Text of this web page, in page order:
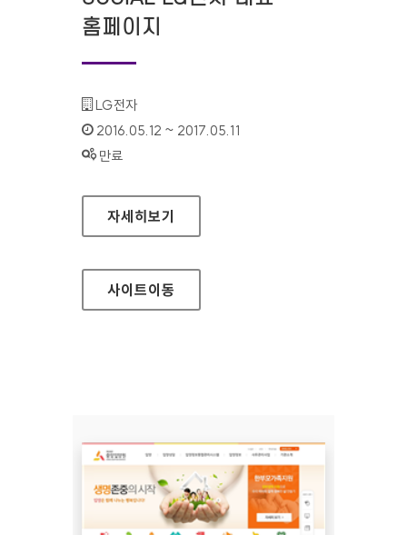
홈페이지
기관명 :
LG전자
인증기간 :
2016.05.12 ~ 2017.05.11
상태 :
만료
SOCIAL LG전자 대표 홈페이지
자세히보기
사이트이동